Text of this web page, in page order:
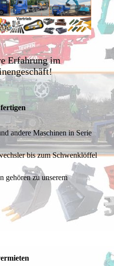
Erfahrung im
andere Maschinen in Serie
bis zum Schwenklöffel
gehören zu unserem